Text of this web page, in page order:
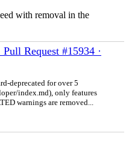
with removal in the
Request #15934 ·
deprecated for over 5
index.md), only features
warnings are removed...